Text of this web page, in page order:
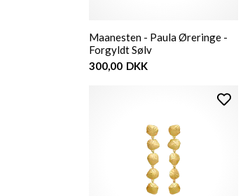
Maanesten - Paula Øreringe -
Forgyldt Sølv
300,00 DKK